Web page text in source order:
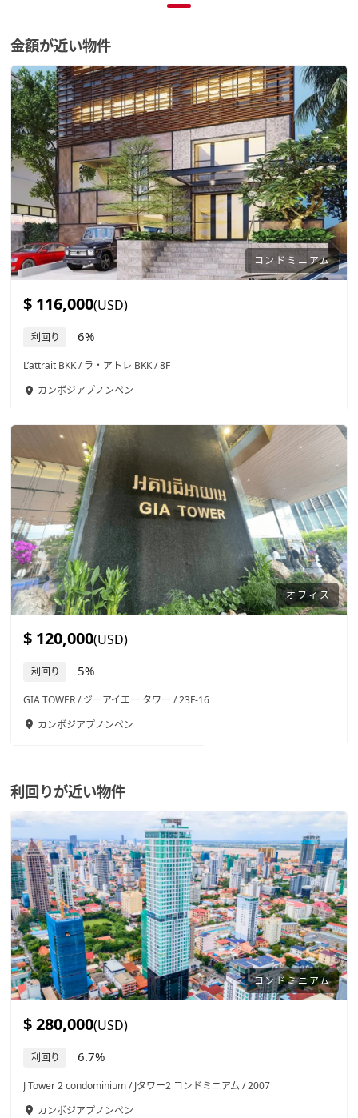
金額が近い物件
コンドミニアム
$ 116,000(USD)
利回り 6%
L’attrait BKK / ラ・アトレ BKK / 8F
カンボジアプノンペン
オフィス
$ 120,000(USD)
利回り 5%
GIA TOWER / ジーアイエー タワー / 23F-16
カンボジアプノンペン
利回りが近い物件
コンドミニアム
$ 280,000(USD)
利回り 6.7%
J Tower 2 condominium / Jタワー2 コンドミニアム / 2007
カンボジアプノンペン